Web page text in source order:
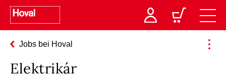
Jobs bei Hoval
Elektrikár